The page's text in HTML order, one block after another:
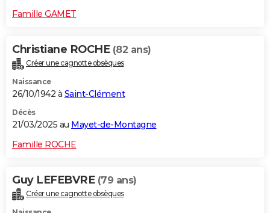
Famille GAMET
Christiane ROCHE (82 ans)
Créer une cagnotte obsèques
Naissance
26/10/1942 à Saint-Clément
Décès
21/03/2025 au Mayet-de-Montagne
Famille ROCHE
Guy LEFEBVRE (79 ans)
Créer une cagnotte obsèques